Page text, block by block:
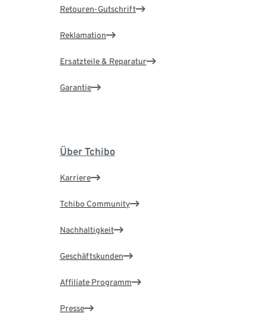
Retouren-Gutschrift
Reklamation
Ersatzteile & Reparatur
Garantie
Über Tchibo
Karriere
Tchibo Community
Nachhaltigkeit
Geschäftskunden
Affiliate Programm
Presse